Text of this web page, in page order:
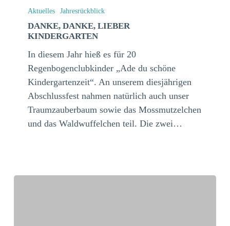
danke,
lieber
Kindergarten
Aktuelles Jahresrückblick
DANKE, DANKE, LIEBER
KINDERGARTEN
In diesem Jahr hieß es für 20
Regenbogenclubkinder „Ade du schöne
Kindergartenzeit“. An unserem diesjährigen
Abschlussfest nahmen natürlich auch unser
Traumzauberbaum sowie das Mossmutzelchen
und das Waldwuffelchen teil. Die zwei…